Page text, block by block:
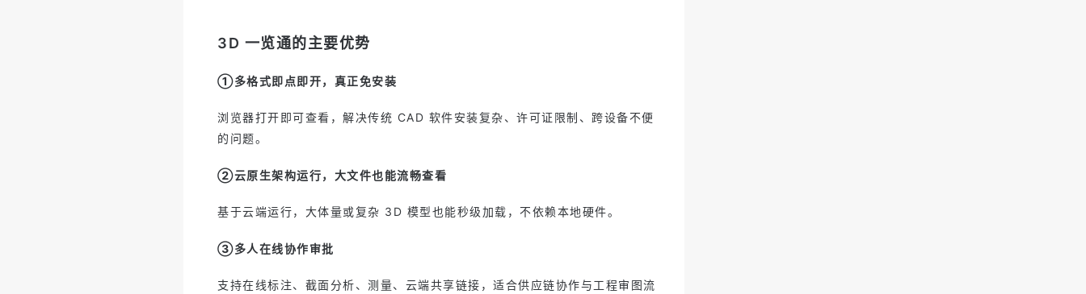
3D 一览通的主要优势
①多格式即点即开，真正免安装
浏览器打开即可查看，解决传统 CAD 软件安装复杂、许可证限制、跨设备不便
的问题。
②云原生架构运行，大文件也能流畅查看
基于云端运行，大体量或复杂 3D 模型也能秒级加载，不依赖本地硬件。
③多人在线协作审批
支持在线标注、截面分析、测量、云端共享链接，适合供应链协作与工程审图流